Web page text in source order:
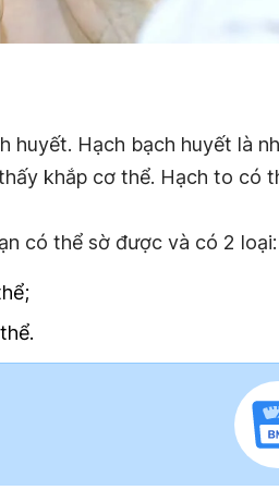
huyết. Hạch bạch huyết là
khắp cơ thể. Hạch to có
có thể sờ được và có 2 loại: